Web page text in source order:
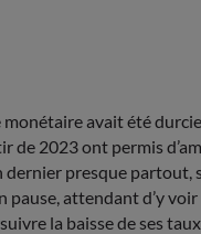
avait été
de 2023 ont permis
presque partout,
pause, attendant d’y
la baisse de ses